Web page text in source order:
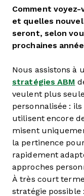
Comment voyez-
et quelles
seront, selon
prochaines
Nous assistons à
stratégies ABM
veulent plus
personnalisée :
utilisent encore
misent
la pertinence
rapidement
approches
À très court
stratégie possible